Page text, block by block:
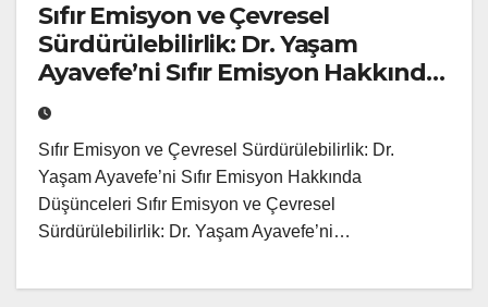
Sıfır Emisyon ve Çevresel
Sürdürülebilirlik: Dr. Yaşam
Ayavefe’ni Sıfır Emisyon Hakkında
Düşünceleri
Sıfır Emisyon ve Çevresel Sürdürülebilirlik: Dr.
Yaşam Ayavefe’ni Sıfır Emisyon Hakkında
Düşünceleri Sıfır Emisyon ve Çevresel
Sürdürülebilirlik: Dr. Yaşam Ayavefe’ni…